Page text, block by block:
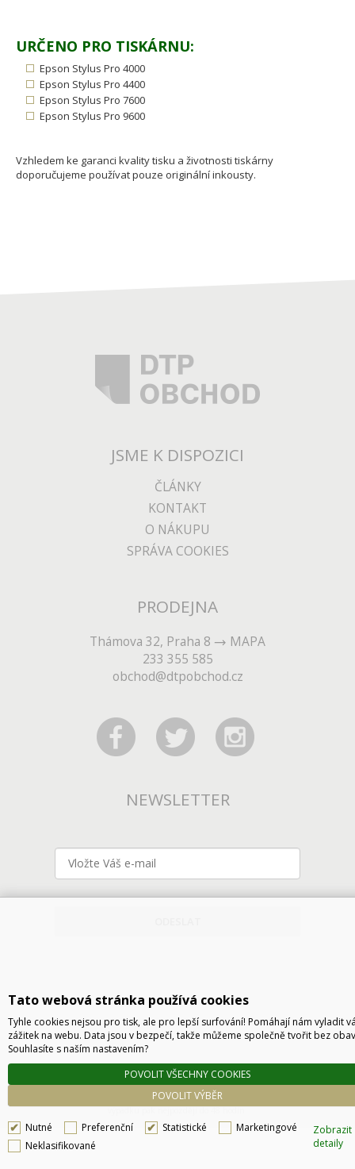
URČENO PRO TISKÁRNU:
Epson Stylus Pro 4000
Epson Stylus Pro 4400
Epson Stylus Pro 7600
Epson Stylus Pro 9600
Vzhledem ke garanci kvality tisku a životnosti tiskárny
doporučujeme používat pouze originální inkousty.
JSME K DISPOZICI
ČLÁNKY
KONTAKT
O NÁKUPU
SPRÁVA COOKIES
PRODEJNA
Thámova 32, Praha 8
MAPA
233 355 585
obchod@dtpobchod.cz
NEWSLETTER
Technické řešení © 2026 CyberSoft s.r.o.
Podle zákona o evidenci tržeb je prodávající povinen vystavit kupujícímu účtenku. Zároveň
je povinen zaevidovat přijatou tržbu u správce daně online, v případě technického
Tato webová stránka používá cookies
Tyhle cookies nejsou pro tisk, ale pro lepší surfování! Pomáhají nám vyladit
zážitek na webu. Data jsou v bezpečí, takže můžeme společně tvořit bez
Souhlasíte s naším nastavením?
POVOLIT VÝBĚR
POVOLIT VŠECHNY COOKIES
Nutné Preferenční Statistické
Marketingové
Neklasifikované
Zobrazit
detaily